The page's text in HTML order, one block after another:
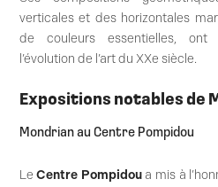
verticales et des horizontales
de couleurs essentielles, ont
l’évolution de l’art du XXe siècle.
Expositions notables de
Mondrian au Centre Pompidou
LeCentre Pompidoua mis à